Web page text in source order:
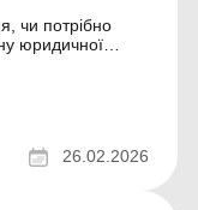
чи потрібно
юридичної
ТЦК про змі...
26.02.2026